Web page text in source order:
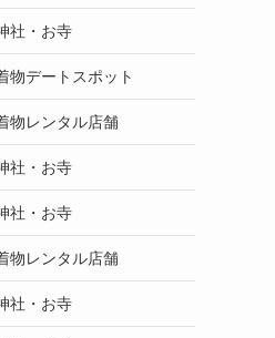
社・お寺
物デートスポット
物レンタル店舗
社・お寺
社・お寺
物レンタル店舗
社・お寺